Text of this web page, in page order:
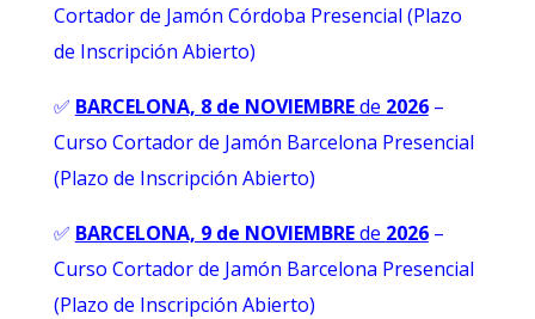
Cortador de Jamón Córdoba Presencial (Plazo
de Inscripción Abierto)
✅ BARCELONA, 8 de NOVIEMBREde 2026–
Curso Cortador de Jamón Barcelona Presencial
(Plazo de Inscripción Abierto)
✅ BARCELONA, 9 de NOVIEMBREde 2026–
Curso Cortador de Jamón Barcelona Presencial
(Plazo de Inscripción Abierto)